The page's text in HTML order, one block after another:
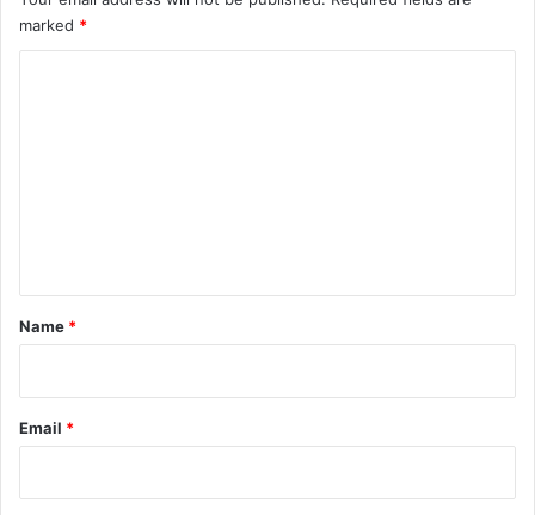
marked *
*
Name *
Email *